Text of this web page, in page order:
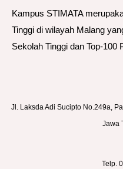
Kampus STIMATA
Tinggi di wilayah Malang
Sekolah Tinggi dan Top-100
Jl. Laksda Adi Sucipto No.249a,
Jawa
Telp.